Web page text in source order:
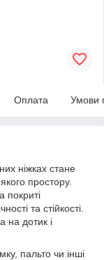
Оплата Умови
ніжках стане
простору.
покриті
та стійкості.
на дотик і
пальто чи інші